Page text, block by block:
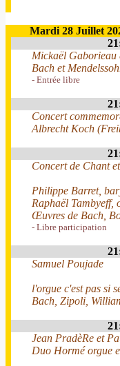
Mardi 28 Juillet
Mickaël Gaborieau
Bach et
- Entrée libre
Concert
Albrecht Koch
Concert de Chant
Philippe Barret,
Raphaël Tambyeff,
Œuvres de Bach,
- Libre participation
Samuel Poujade
l'orgue c'est pas si
Bach, Zipoli,
Jean PradèRe et
Duo Hormé orgue